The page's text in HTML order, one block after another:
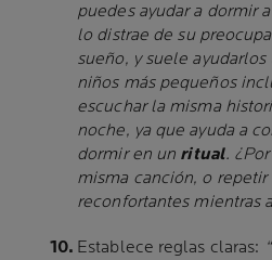
puedes ayudar a dormir
lo distrae de su
sueño, y suele
niños más pequeños
escuchar la misma
noche, ya que ayuda a
dormir en un ritual.
misma canción, o repetir
reconfortantes mientras
Establece reglas claras: